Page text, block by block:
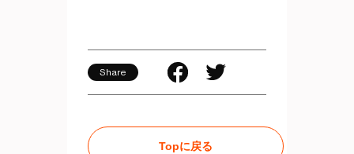
Share
Topに戻る